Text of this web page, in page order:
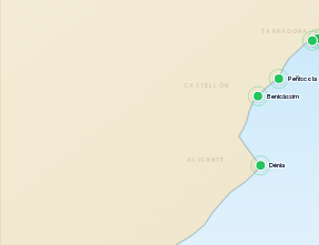
TARRAGONA
CASTELLÓN
ALICANTE
Peñíscola
Benicàssim
Dénia